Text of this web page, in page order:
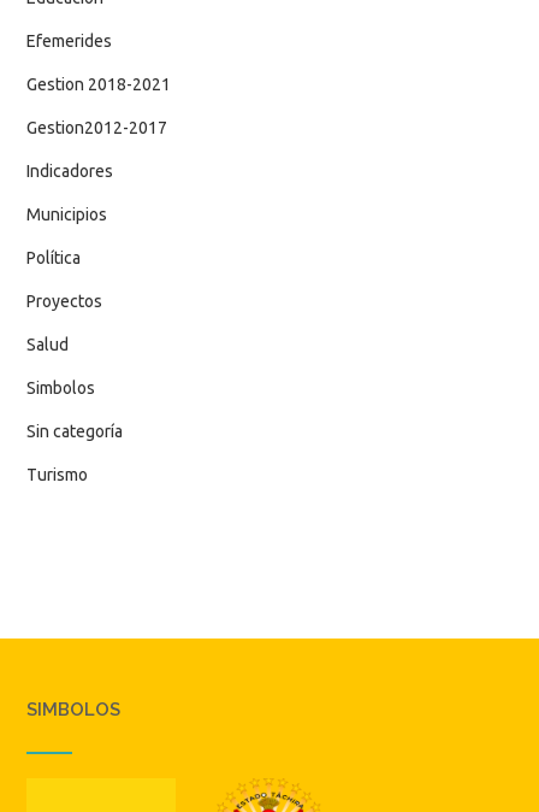
Efemerides
Gestion 2018-2021
Gestion2012-2017
Indicadores
Municipios
Política
Proyectos
Salud
Simbolos
Sin categoría
Turismo
SIMBOLOS